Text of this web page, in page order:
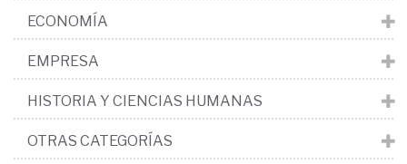
ECONOMÍA
EMPRESA
HISTORIA Y CIENCIAS HUMANAS
OTRAS CATEGORÍAS